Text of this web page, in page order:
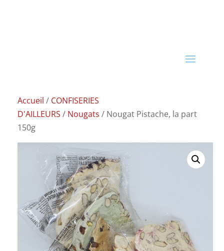
Accueil / CONFISERIES
D'AILLEURS / Nougats / Nougat Pistache, la part
150g